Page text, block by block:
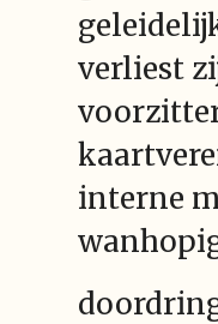
verliest
interne